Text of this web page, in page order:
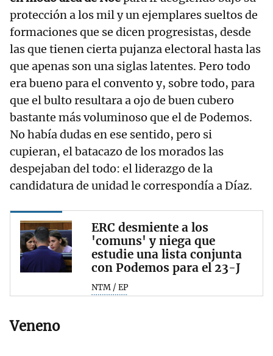
protección a los mil y un ejemplares sueltos de
formaciones que se dicen progresistas, desde
las que tienen cierta pujanza electoral hasta las
que apenas son una siglas latentes. Pero todo
era bueno para el convento y, sobre todo, para
que el bulto resultara a ojo de buen cubero
bastante más voluminoso que el de Podemos.
No había dudas en ese sentido, pero si
cupieran, el batacazo de los morados las
despejaban del todo: el liderazgo de la
candidatura de unidad le correspondía a Díaz.
ERC desmiente a los
'comuns' y niega que
estudie una lista conjunta
con Podemos para el 23-J
NTM / EP
Veneno